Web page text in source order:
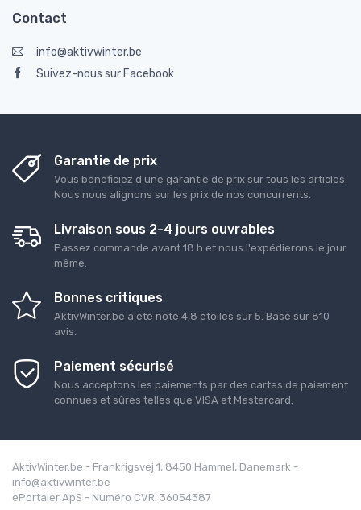
Contact
info@aktivwinter.be
Suivez-nous sur Facebook
Garantie de prix
Vous bénéficiez d'une garantie de prix sur tous les articles.
Nous nous alignons sur les prix de nos concurrents.
Livraison sous 2-4 jours ouvrables
Passez commande avant 18 h et nous l'expédierons le jour
même.
Bonnes critiques
AktivWinter.be a été noté 4,8 étoiles sur 5 . Basé sur 810
avis.
Paiement sécurisé
Nous acceptons les paiements par des cartes de paiement
connues et sûres telles que VISA et Mastercard.
AktivWinter.be - Frankrigsvej 1, 8450 Hammel, Danemark -
info@aktivwinter.be
ePortaler ApS - Numéro CVR: 36054387